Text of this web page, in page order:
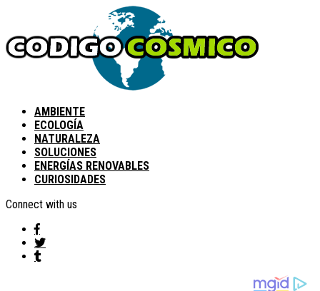
AMBIENTE
ECOLOGÍA
NATURALEZA
SOLUCIONES
ENERGÍAS RENOVABLES
CURIOSIDADES
Connect with us